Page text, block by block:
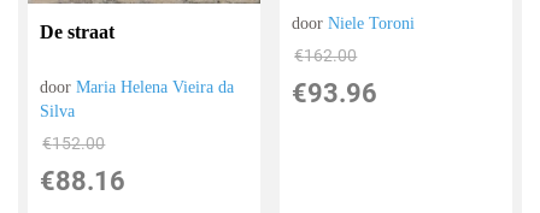
De straat
doorMaria Helena Vieira da
Silva
€152.00
€88.16
doorNiele Toroni
€162.00
€93.96